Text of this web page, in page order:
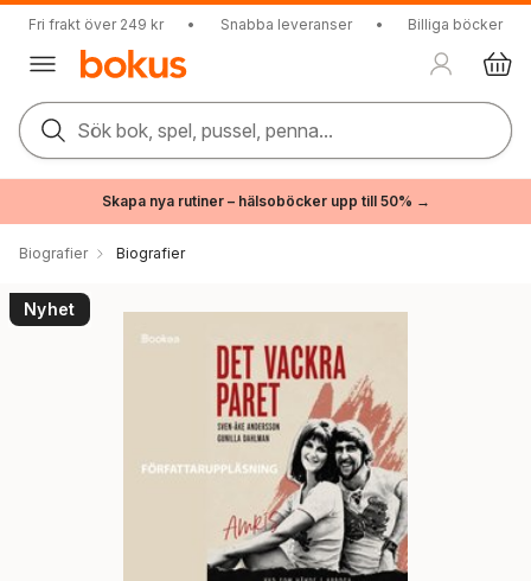
Fri frakt över 249 kr • Snabba leveranser • Billiga böcker
Sök bok, spel, pussel, penna...
Skapa nya rutiner – hälsoböcker upp till 50% →
Biografier Biografier
Nyhet